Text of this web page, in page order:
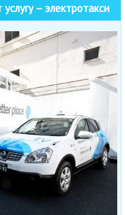
– электротакси